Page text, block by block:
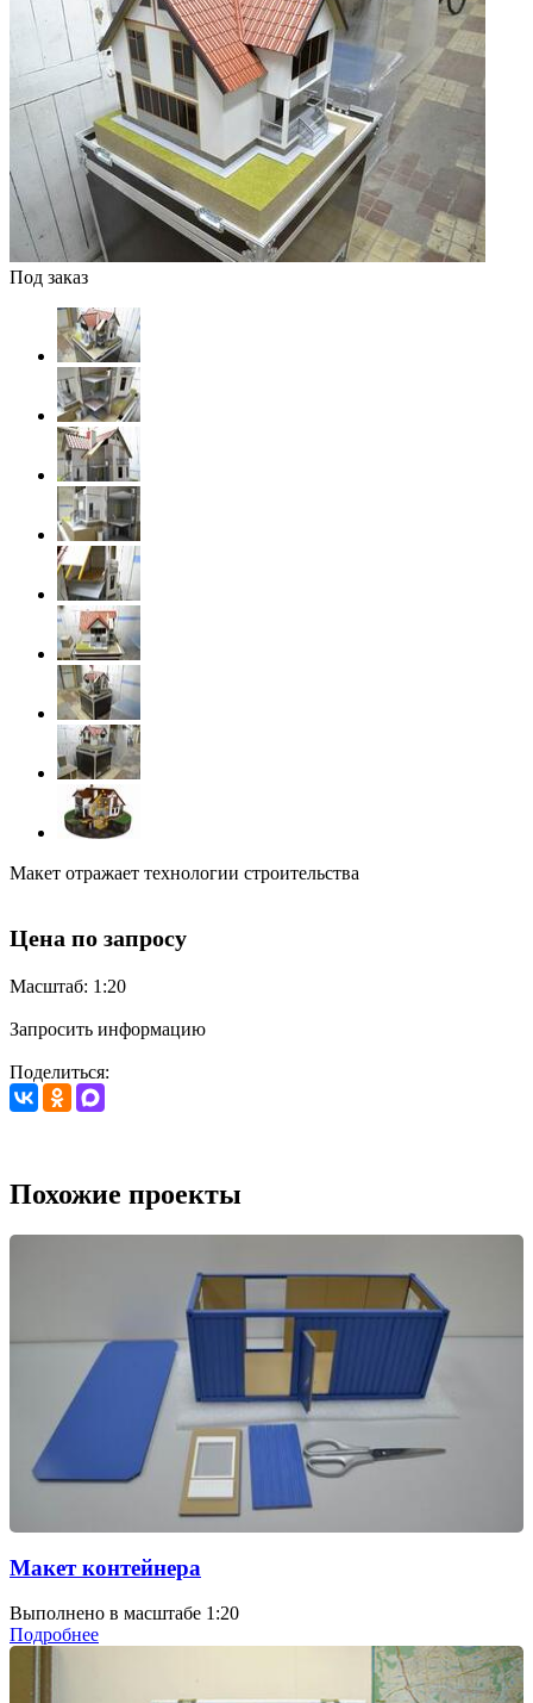
Под заказ
Макет отражает технологии строительства
Цена по запросу
Масштаб: 1:20
Запросить информацию
Поделиться:
Похожие проекты
Макет контейнера
Выполнено в масштабе 1:20
Подробнее